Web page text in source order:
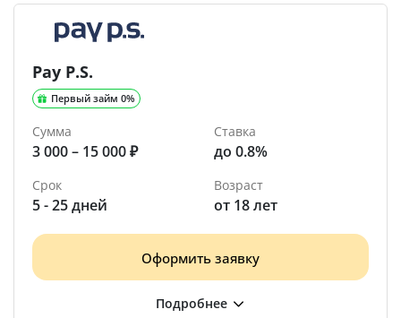
Pay P.S.
Первый займ 0%
Сумма
3 000 – 15 000 ₽
Ставка
до 0.8%
Срок
5 - 25 дней
Возраст
от 18 лет
Оформить заявку